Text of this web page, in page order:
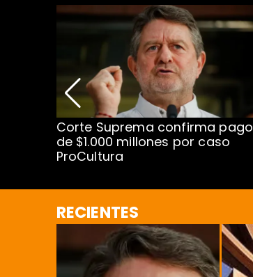
Corte Suprema confirma pago
de $1.000 millones por caso
ProCultura
RECIENTES